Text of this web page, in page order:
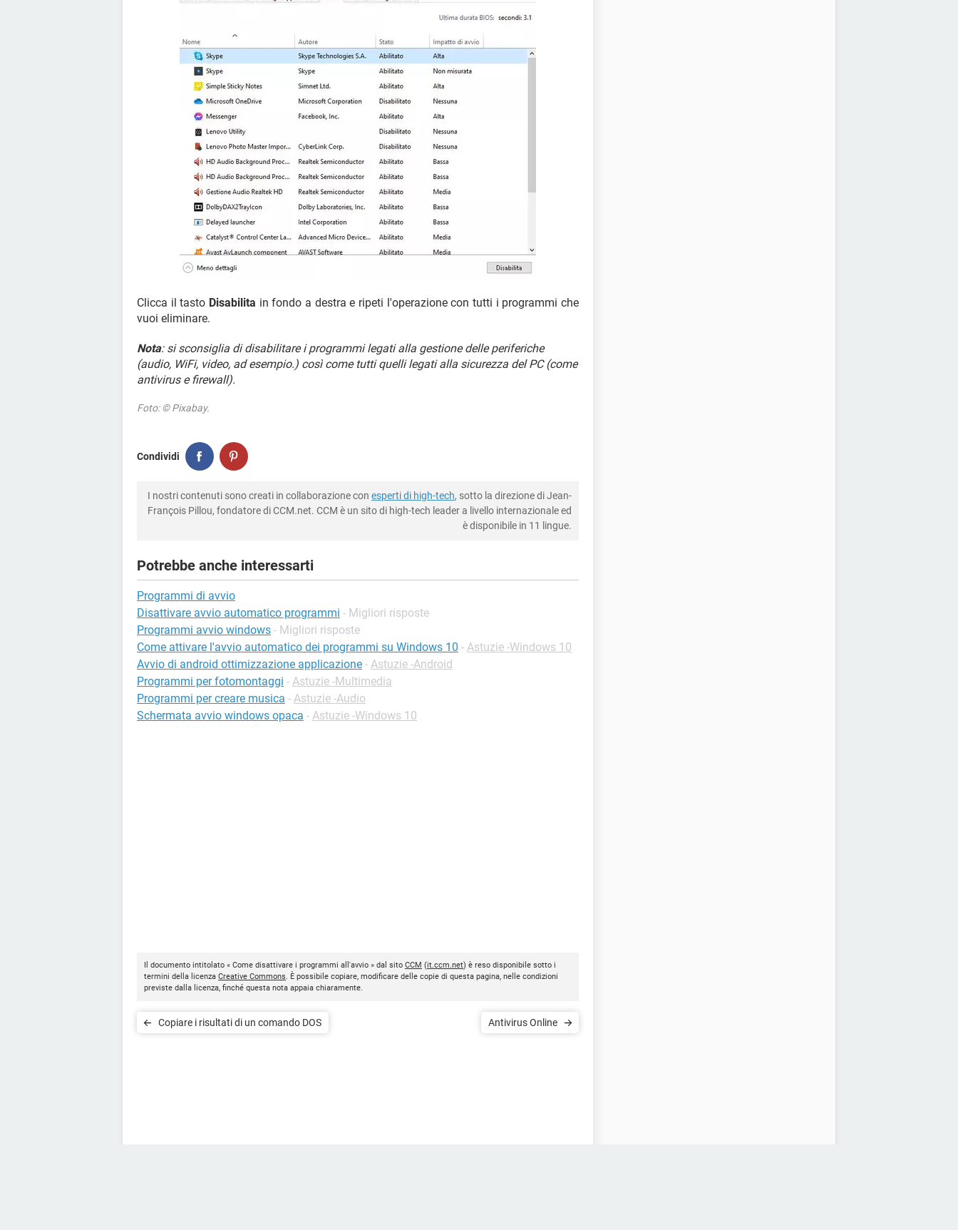
Clicca il tasto Disabilita in fondo a destra e ripeti l'operazione con tutti i programmi che
vuoi eliminare.
Nota: si sconsiglia di disabilitare i programmi legati alla gestione delle periferiche
(audio, WiFi, video, ad esempio.) così come tutti quelli legati alla sicurezza del PC (come
antivirus e firewall).
Foto: © Pixabay.
Condividi
I nostri contenuti sono creati in collaborazione con esperti di high-tech, sotto la direzione di Jean-
François Pillou, fondatore di CCM.net. CCM è un sito di high-tech leader a livello internazionale ed
è disponibile in 11 lingue.
Potrebbe anche interessarti
Programmi di avvio
Disattivare avvio automatico programmi - Migliori risposte
Programmi avvio windows - Migliori risposte
Come attivare l'avvio automatico dei programmi su Windows 10 - Astuzie -Windows 10
Avvio di android ottimizzazione applicazione - Astuzie -Android
Programmi per fotomontaggi - Astuzie -Multimedia
Programmi per creare musica - Astuzie -Audio
Schermata avvio windows opaca - Astuzie -Windows 10
Il documento intitolato « Come disattivare i programmi all'avvio » dal sito CCM (it.ccm.net) è reso disponibile sotto i
termini della licenza Creative Commons. È possibile copiare, modificare delle copie di questa pagina, nelle condizioni
previste dalla licenza, finché questa nota appaia chiaramente.
Copiare i risultati di un comando DOS Antivirus Online